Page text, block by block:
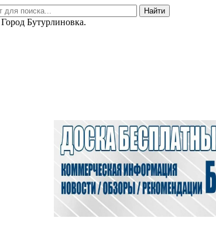
Найти
Город Бутурлиновка.